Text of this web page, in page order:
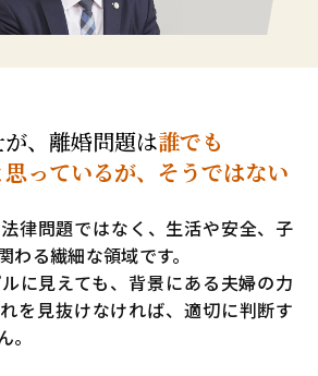
、離婚問題は誰でも
っているが、 そうではない
律問題ではなく、生活や安全、子
わる繊細な領域です。
に見えても、背景にある夫婦の力
を見抜けなければ、適切に判断す